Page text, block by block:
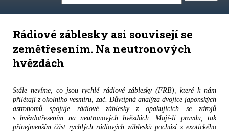
Rádiové záblesky asi souvisejí se
zemětřesením. Na neutronových
hvězdách
Stále nevíme, co jsou rychlé rádiové záblesky (FRB), které k nám
přilétají z okolního vesmíru, zač. Důvtipná analýza dvojice japonských
astronomů spojuje rádiové záblesky z opakujících se zdrojů
s hvězdotřesením na neutronových hvězdách. Mají-li pravdu, tak
přinejmenším část rychlých rádiových záblesků pochází z exotického